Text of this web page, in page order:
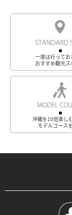
一度は行ってお
おすすめ観光ス
沖縄を10倍楽し
モデルコース